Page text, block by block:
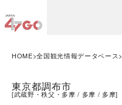
HOME 全国観光情報データベース
東京都調布市
[武蔵野・秩父・多摩 多摩 多摩]